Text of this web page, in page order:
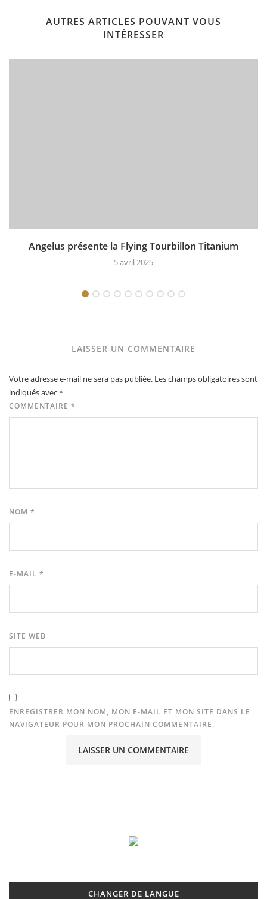
AUTRES ARTICLES POUVANT VOUS
INTÉRESSER
Angelus présente la Flying Tourbillon Titanium
5 avril 2025
LAISSER UN COMMENTAIRE
Votre adresse e-mail ne sera pas publiée. Les champs obligatoires sont
indiqués avec*
COMMENTAIRE *
NOM *
E-MAIL *
SITE WEB
ENREGISTRER MON NOM, MON E-MAIL ET MON SITE DANS LE
NAVIGATEUR POUR MON PROCHAIN COMMENTAIRE.
CHANGER DE LANGUE